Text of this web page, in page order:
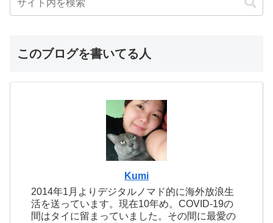
このブログを書いてる人
Kumi
2014年1月よりデジタルノマド的に海外放浪生
活を送っています。現在10年め。COVID-19の
間はタイに留まっていました。その間に最愛の